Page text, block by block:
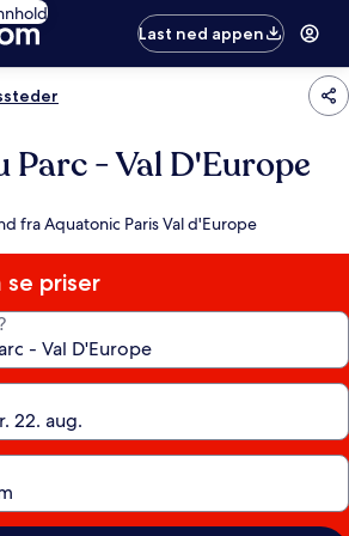
Last ned appen
Parc - Val D'Europe
fra Aquatonic Paris Val d'Europe
priser